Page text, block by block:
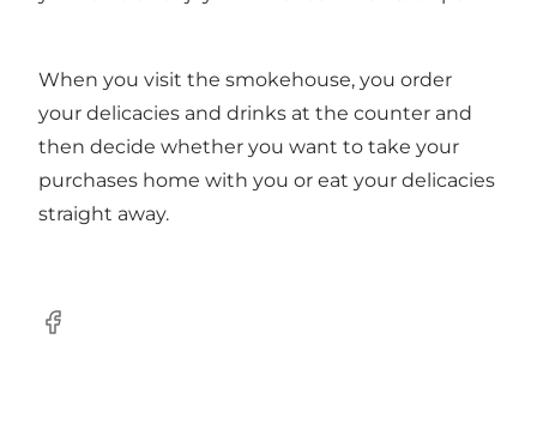
When you visit the smokehouse, you order
your delicacies and drinks at the counter and
then decide whether you want to take your
purchases home with you or eat your delicacies
straight away.
Facebook